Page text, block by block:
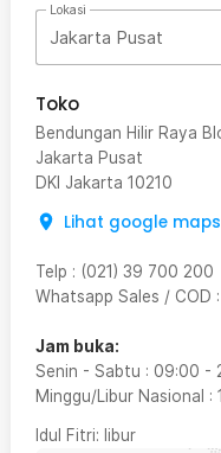
Lokasi
Jakarta Pusat
Toko
Bendungan Hilir Raya
Jakarta Pusat
DKI Jakarta 10210
Lihat google maps
Telp : (021) 39 700 200
Whatsapp Sales / COD :
Jam buka:
Senin - Sabtu : 09:00 -
Minggu/Libur Nasional :
Idul Fitri: libur